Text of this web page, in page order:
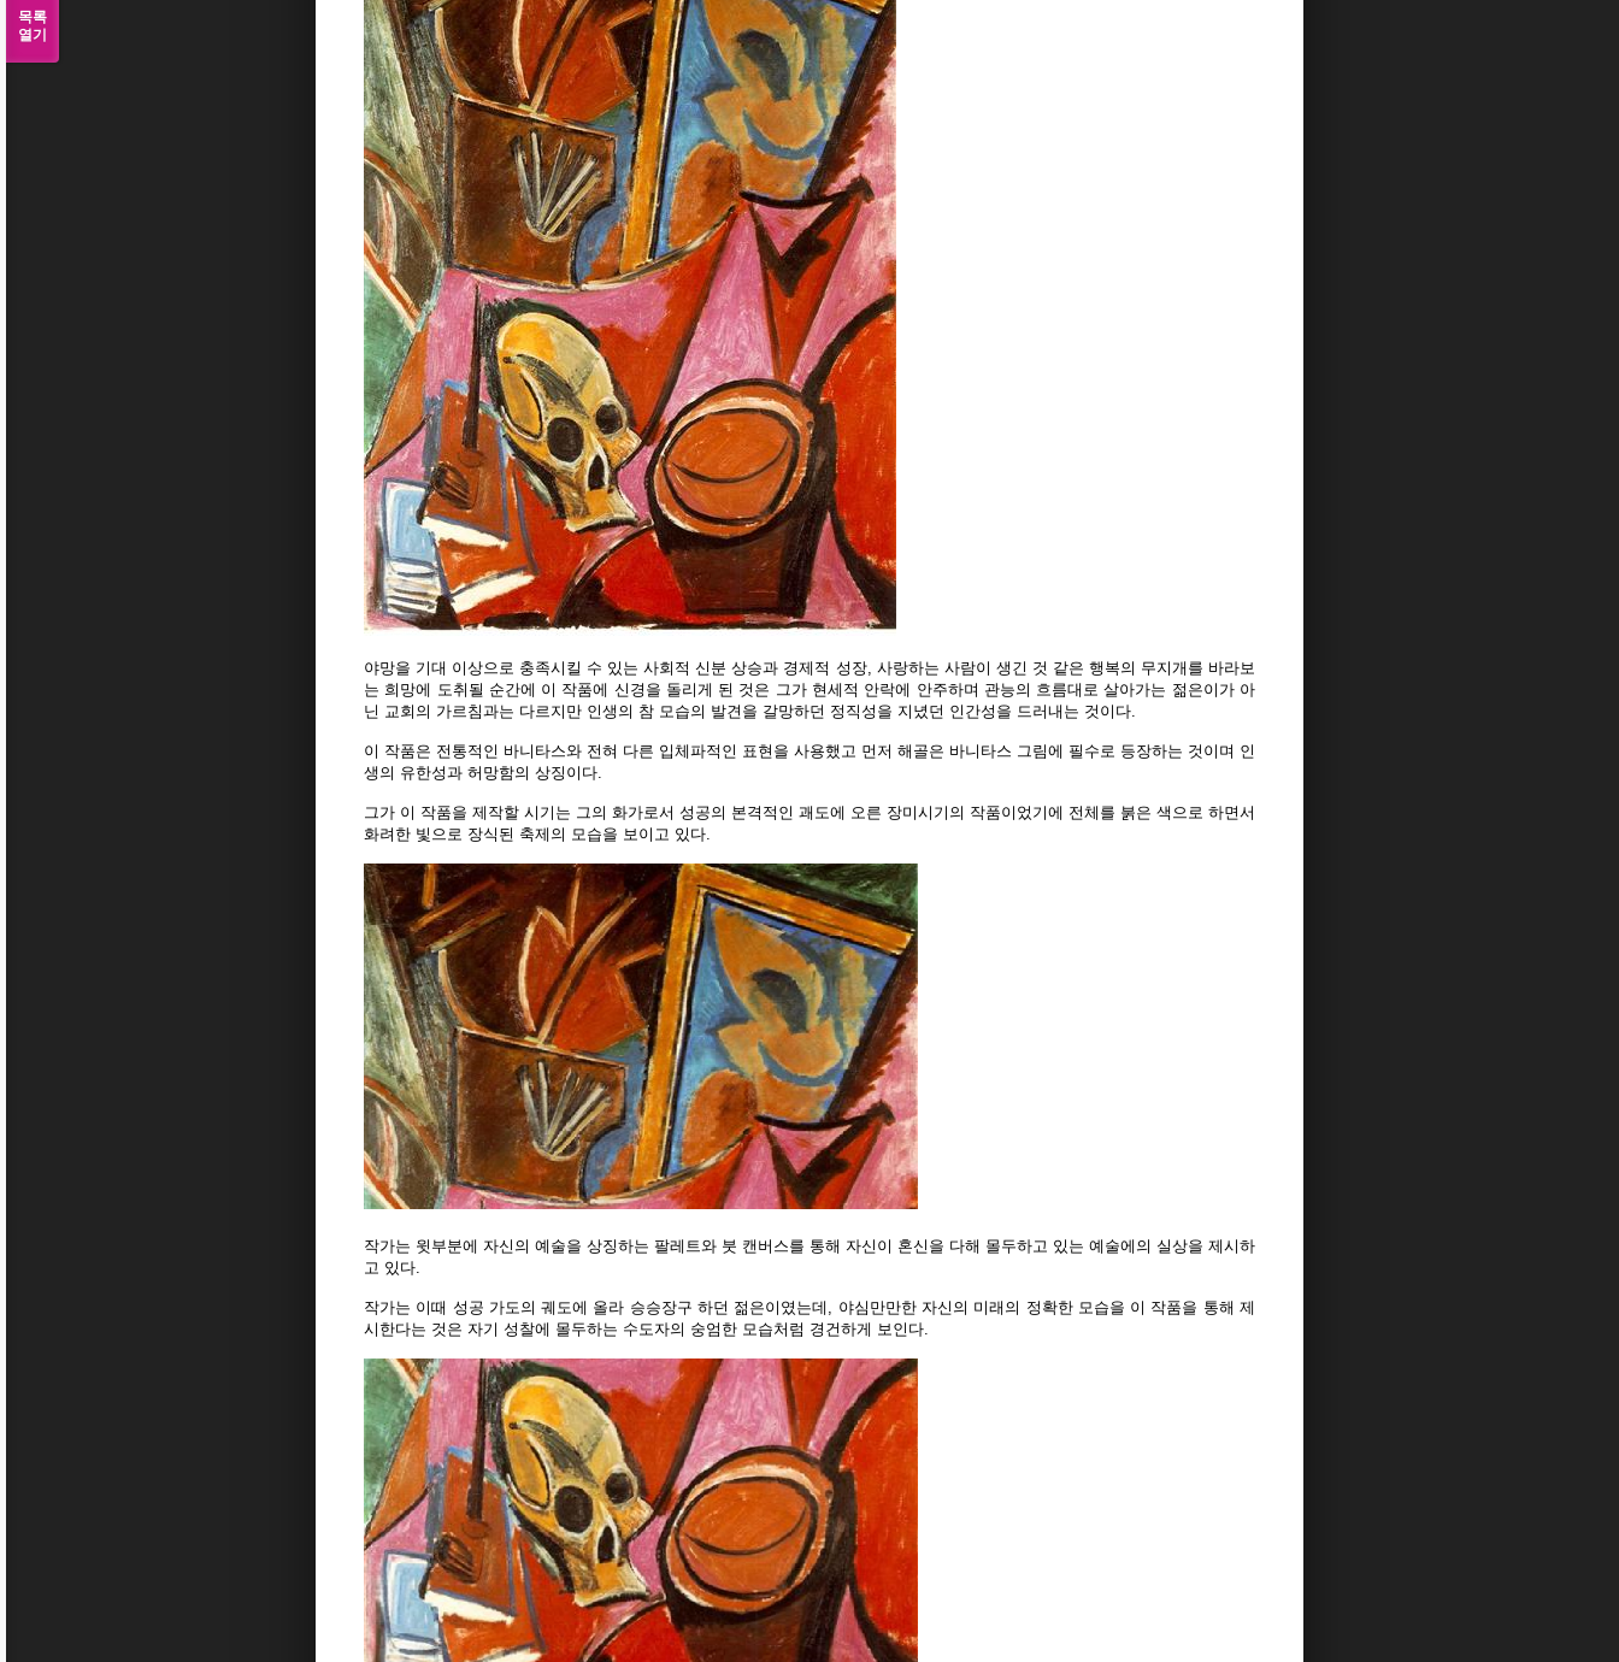
야망을 기대 이상으로 충족시킬 수 있는 사회적 신분 상승과 경제적 성장, 사랑하는 사람이 생긴 것 같은 행복의 무지개를 바라보
는 희망에 도취될 순간에 이 작품에 신경을 돌리게 된 것은 그가 현세적 안락에 안주하며 관능의 흐름대로 살아가는 젊은이가 아
닌 교회의 가르침과는 다르지만 인생의 참 모습의 발견을 갈망하던 정직성을 지녔던 인간성을 드러내는 것이다.
이 작품은 전통적인 바니타스와 전혀 다른 입체파적인 표현을 사용했고 먼저 해골은 바니타스 그림에 필수로 등장하는 것이며 인
생의 유한성과 허망함의 상징이다.
그가 이 작품을 제작할 시기는 그의 화가로서 성공의 본격적인 괘도에 오른 장미시기의 작품이었기에 전체를 붉은 색으로 하면서
화려한 빛으로 장식된 축제의 모습을 보이고 있다.
작가는 윗부분에 자신의 예술을 상징하는 팔레트와 붓 캔버스를 통해 자신이 혼신을 다해 몰두하고 있는 예술에의 실상을 제시하
고 있다.
작가는 이때 성공 가도의 궤도에 올라 승승장구 하던 젊은이였는데, 야심만만한 자신의 미래의 정확한 모습을 이 작품을 통해 제
시한다는 것은 자기 성찰에 몰두하는 수도자의 숭엄한 모습처럼 경건하게 보인다.
목록
열기